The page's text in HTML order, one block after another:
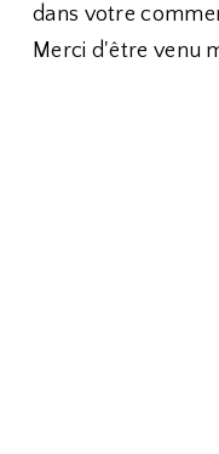
dans votre
Merci d'être venu